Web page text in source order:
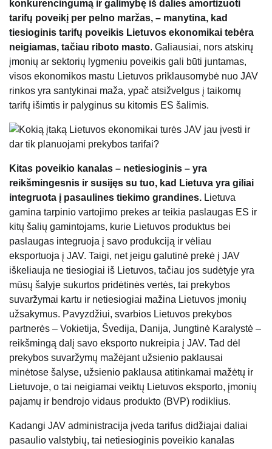
konkurencingumą ir galimybę iš dalies amortizuoti
tarifų poveikį per pelno maržas, – manytina, kad
tiesioginis tarifų poveikis Lietuvos ekonomikai tebėra
neigiamas, tačiau riboto masto. Galiausiai, nors atskirų
įmonių ar sektorių lygmeniu poveikis gali būti juntamas,
visos ekonomikos mastu Lietuvos priklausomybė nuo JAV
rinkos yra santykinai maža, ypač atsižvelgus į taikomų
tarifų išimtis ir palyginus su kitomis ES šalimis.
Kitas poveikio kanalas – netiesioginis – yra
reikšmingesnis ir susijęs su tuo, kad Lietuva yra giliai
integruota į pasaulines tiekimo grandines. Lietuva
gamina tarpinio vartojimo prekes ar teikia paslaugas ES ir
kitų šalių gamintojams, kurie Lietuvos produktus bei
paslaugas integruoja į savo produkciją ir vėliau
eksportuoja į JAV. Taigi, net jeigu galutinė prekė į JAV
iškeliauja ne tiesiogiai iš Lietuvos, tačiau jos sudėtyje yra
mūsų šalyje sukurtos pridėtinės vertės, tai prekybos
suvaržymai kartu ir netiesiogiai mažina Lietuvos įmonių
užsakymus. Pavyzdžiui, svarbios Lietuvos prekybos
partnerės – Vokietija, Švedija, Danija, Jungtinė Karalystė –
reikšmingą dalį savo eksporto nukreipia į JAV. Tad dėl
prekybos suvaržymų mažėjant užsienio paklausai
minėtose šalyse, užsienio paklausa atitinkamai mažėtų ir
Lietuvoje, o tai neigiamai veiktų Lietuvos eksporto, įmonių
pajamų ir bendrojo vidaus produkto (BVP) rodiklius.
Kadangi JAV administracija įveda tarifus didžiajai daliai
pasaulio valstybių, tai netiesioginis poveikio kanalas